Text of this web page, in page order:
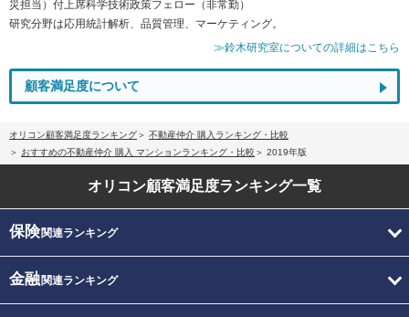
災担当）付上席科学技術政策フェロー（非常勤）
研究分野は応用統計解析、品質管理、マーケティング。
≫鈴木研究室についての詳細はこちら
顧客満足度について
オリコン顧客満足度ランキング
不動産仲介 購入ランキング・比較
おすすめの不動産仲介 購入 マンションランキング・比較
2019年版
オリコン顧客満足度ランキング一覧
保険関連ランキング
金融関連ランキング